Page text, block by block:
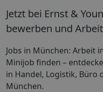
Jetzt bei Ernst &
bewerben und
Jobs in München: Arbeit
Minijob finden –
in Handel, Logistik,
München.